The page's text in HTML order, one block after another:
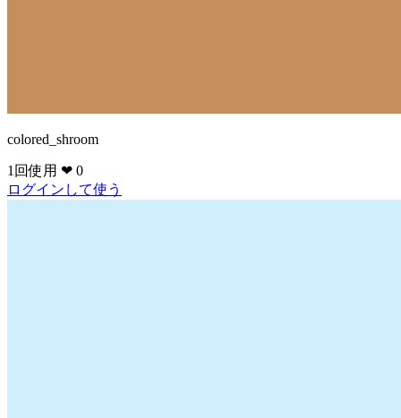
colored_shroom
1回使用 ❤ 0
ログインして使う